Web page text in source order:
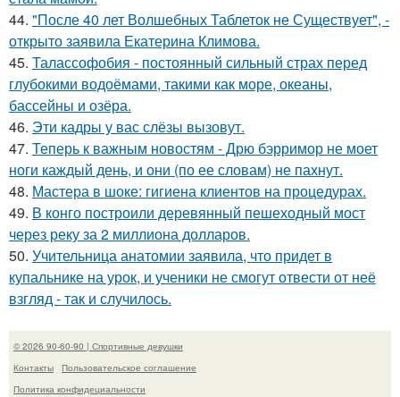
44. "После 40 лет Волшебных Таблеток не Существует", -
открыто заявила Екатерина Климова.
45. Талассофобия - постоянный сильный страх перед
глубокими водоёмами, такими как море, океаны,
бассейны и озёра.
46. Эти кадры у вас слёзы вызовут.
47. Теперь к важным новостям - Дрю бэрримор не моет
ноги каждый день, и они (по ее словам) не пахнут.
48. Мастера в шоке: гигиена клиентов на процедурах.
49. В конго построили деревянный пешеходный мост
через реку за 2 миллиона долларов.
50. Учительница анатомии заявила, что придет в
купальнике на урок, и ученики не смогут отвести от неё
взгляд - так и случилось.
© 2026 90-60-90 | Спортивные девушки
Контакты
Пользовательское соглашение
Политика конфидециальности